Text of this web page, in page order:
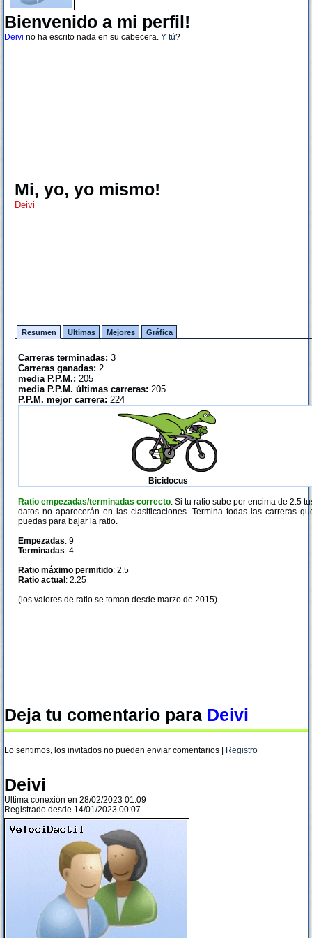
Bienvenido a mi perfil!
Deivi no ha escrito nada en su cabecera. Y tú?
Mi, yo, yo mismo!
Deivi
Resumen Ultimas Mejores Gráfica
Carreras terminadas: 3
Carreras ganadas: 2
media P.P.M.: 205
media P.P.M. últimas carreras: 205
P.P.M. mejor carrera: 224
Bicidocus
Ratio empezadas/terminadas correcto. Si tu ratio sube por encima de 2.5
datos no aparecerán en las clasificaciones. Termina todas las carreras
puedas para bajar la ratio.
Empezadas: 9
Terminadas: 4
Ratio máximo permitido: 2.5
Ratio actual : 2.25
(los valores de ratio se toman desde marzo de 2015)
Deja tu comentario para Deivi
Lo sentimos, los invitados no pueden enviar comentarios | Registro
Deivi
Ultima conexión en 28/02/2023 01:09
Registrado desde 14/01/2023 00:07